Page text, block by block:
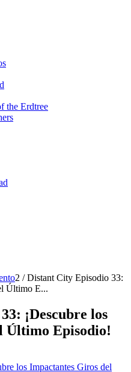
the Erdtree
2 / Distant City Episodio 33:
Último E...
¡Descubre los
Último Episodio!